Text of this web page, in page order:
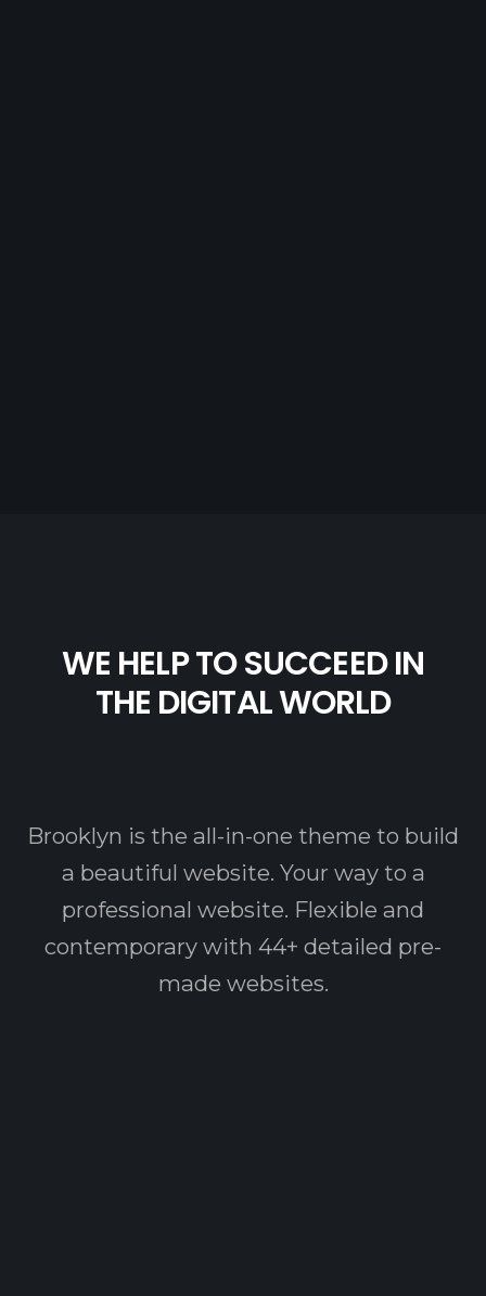
WE HELP TO SUCCEED IN
THE DIGITAL WORLD
Brooklyn is the all-in-one theme to build
a beautiful website. Your way to a
professional website. Flexible and
contemporary with 44+ detailed pre-
made websites.